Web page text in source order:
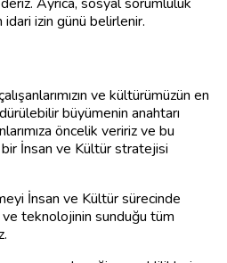
izin günü belirlenir.
ve kültürümüzün en
büyümenin anahtarı
öncelik veririz ve bu
İnsan ve Kültür stratejisi
İnsan ve Kültür sürecinde
teknolojinin sunduğu tüm